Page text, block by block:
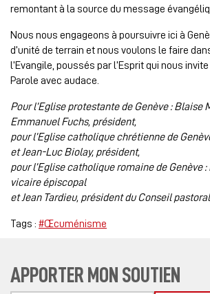
remontant à la source du message
Nous nous engageons à poursuivre ici à
d’unité de terrain et nous voulons le faire
l’Evangile, poussés par l’Esprit qui nous
Parole avec audace.
Pour l’Eglise protestante de Genève : Blaise
Emmanuel Fuchs, président,
pour l’Eglise catholique chrétienne de
et Jean-Luc Biolay, président,
pour l’Eglise catholique romaine de Genève
vicaire épiscopal
et Jean Tardieu, président du Conseil
Tags : #Œcuménisme
APPORTER MON SOUTIEN